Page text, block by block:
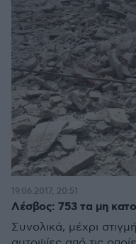
Λέσβος: 753 τα μη
Συνολικά, μέχρι
19.06.2017, 20:51